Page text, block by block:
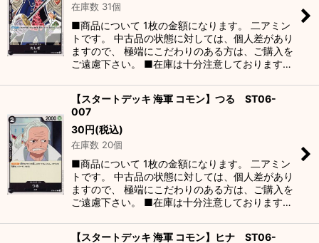
在庫数 31個
■商品について 1枚の金額になります。 二アミン
トです。 中古品の状態に対しては、個人差があり
ますので、 極端にこだわりのある方は、ご購入を
ご遠慮下さい。 ■在庫は十分注意しております…
【スタートデッキ 海軍 コモン】つる ST06-
007
30円(税込)
在庫数 20個
■商品について 1枚の金額になります。 二アミン
トです。 中古品の状態に対しては、個人差があり
ますので、 極端にこだわりのある方は、ご購入を
ご遠慮下さい。 ■在庫は十分注意しております…
【スタートデッキ 海軍 コモン】ヒナ ST06-